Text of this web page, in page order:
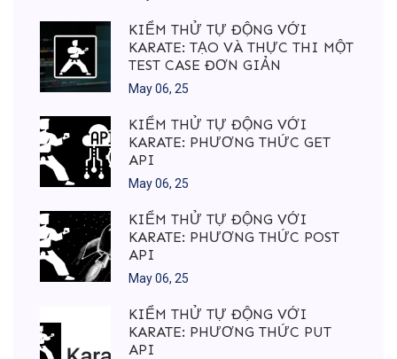
KIỂM THỬ TỰ ĐỘNG VỚI
KARATE: TẠO VÀ THỰC THI MỘT
TEST CASE ĐƠN GIẢN
May 06, 25
KIỂM THỬ TỰ ĐỘNG VỚI
KARATE: PHƯƠNG THỨC GET
API
May 06, 25
KIỂM THỬ TỰ ĐỘNG VỚI
KARATE: PHƯƠNG THỨC POST
API
May 06, 25
KIỂM THỬ TỰ ĐỘNG VỚI
KARATE: PHƯƠNG THỨC PUT
API